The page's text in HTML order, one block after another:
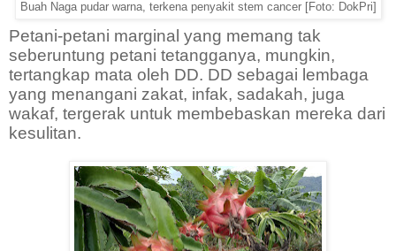
Buah Naga pudar warna, terkena penyakit stem cancer [Foto: DokPri]
Petani-petani marginal yang memang tak
seberuntung petani tetangganya, mungkin,
tertangkap mata oleh DD. DD sebagai lembaga
yang menangani zakat, infak, sadakah, juga
wakaf, tergerak untuk membebaskan mereka dari
kesulitan.